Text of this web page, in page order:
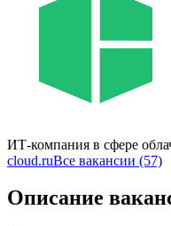
ИТ-компания в сфере
cloud.ruВсе вакансии (57)
Описание